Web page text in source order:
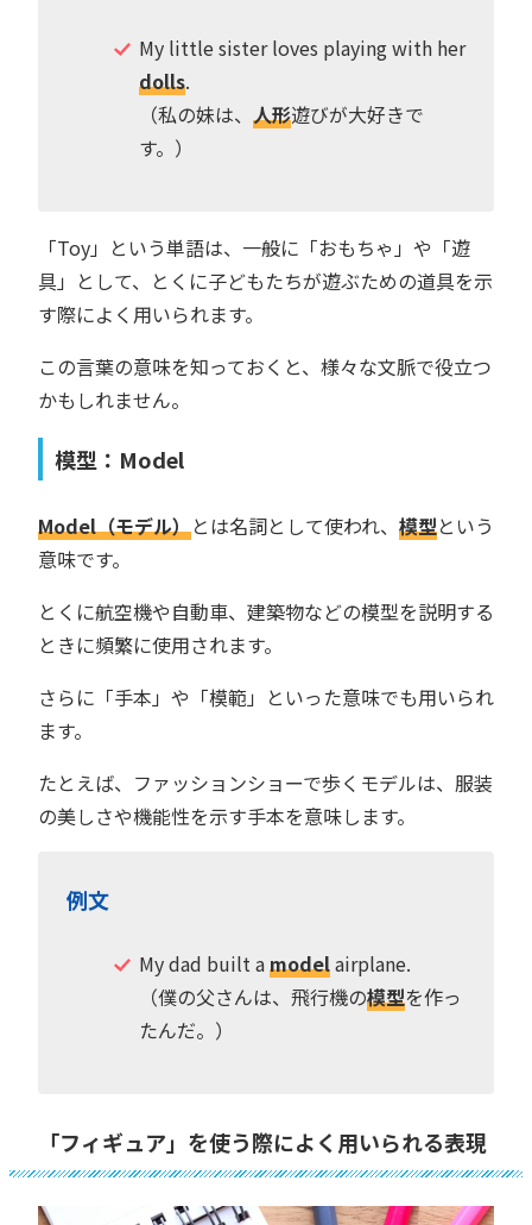
My little sister loves playing with her
dolls.
（私の妹は、 人形遊びが大好きで
す。）
「Toy」という単語は、一般に「おもちゃ」や「遊
具」として、とくに子どもたちが遊ぶための道具を示
す際によく用いられます。
この言葉の意味を知っておくと、様々な文脈で役立つ
かもしれません。
模型：Model
Model（モデル）とは名詞として使われ、 模型という
意味です。
とくに航空機や自動車、建築物などの模型を説明する
ときに頻繁に使用されます。
さらに「手本」や「模範」といった意味でも用いられ
ます。
たとえば、ファッションショーで歩くモデルは、服装
の美しさや機能性を示す手本を意味します。
例文
My dad built amodelairplane.
（僕の父さんは、飛行機の模型を作っ
たんだ。）
「フィギュア」を使う際によく用いられる表現